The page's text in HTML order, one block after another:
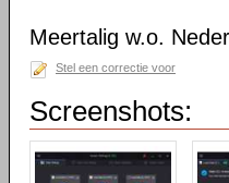
Meertalig w.o.
Stel een correctie voor
Screenshots: